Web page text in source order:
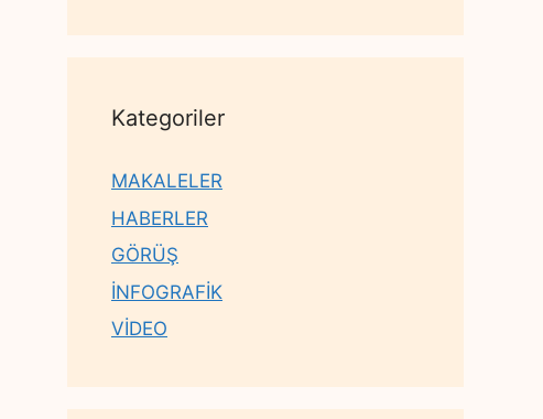
Kategoriler
MAKALELER
HABERLER
GÖRÜŞ
İNFOGRAFİK
VİDEO